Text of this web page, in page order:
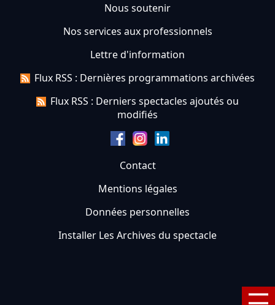
Nous soutenir
Nos services aux professionnels
Lettre d'information
Flux RSS : Dernières programmations archivées
Flux RSS : Derniers spectacles ajoutés ou
modifiés
Contact
Mentions légales
Données personnelles
Installer Les Archives du spectacle